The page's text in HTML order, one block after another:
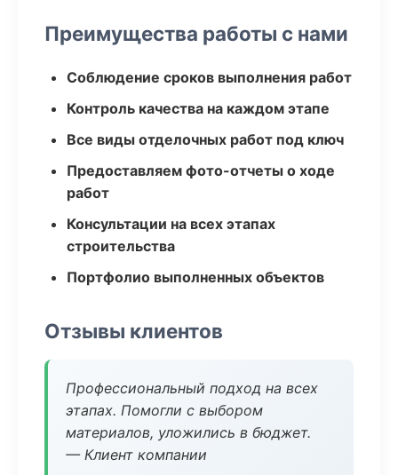
Преимущества работы с нами
Соблюдение сроков выполнения работ
Контроль качества на каждом этапе
Все виды отделочных работ под ключ
Предоставляем фото-отчеты о ходе
работ
Консультации на всех этапах
строительства
Портфолио выполненных объектов
Отзывы клиентов
Профессиональный подход на всех
этапах. Помогли с выбором
материалов, уложились в бюджет.
— Клиент компании